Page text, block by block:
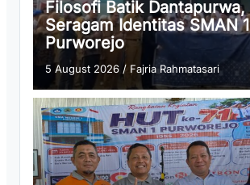
Filosofi Batik Dantapurwa,
Seragam Identitas SMAN 1
Purworejo
5 August 2026 / Fajria Rahmatasari